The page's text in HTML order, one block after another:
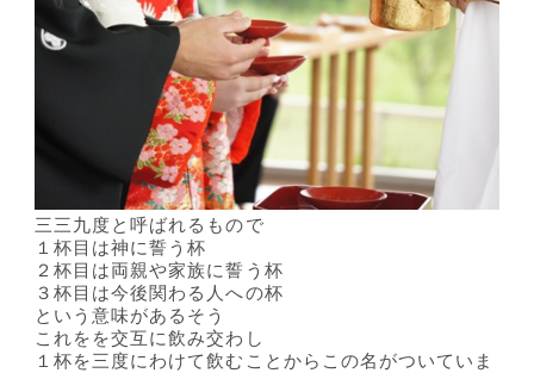
三三九度と呼ばれるもので
１杯目は神に誓う杯
２杯目は両親や家族に誓う杯
３杯目は今後関わる人への杯
という意味があるそう
これをを交互に飲み交わし
１杯を三度にわけて飲むことからこの名がついていま